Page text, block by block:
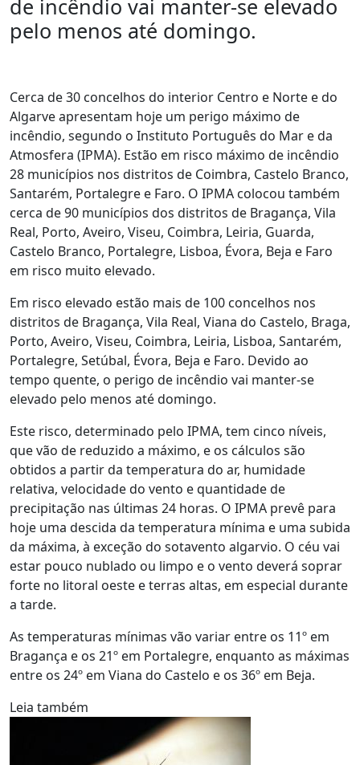
de incêndio vai manter-se elevado
pelo menos até domingo.
Cerca de 30 concelhos do interior Centro e Norte e do
Algarve apresentam hoje um perigo máximo de
incêndio, segundo o Instituto Português do Mar e da
Atmosfera (IPMA). Estão em risco máximo de incêndio
28 municípios nos distritos de Coimbra, Castelo Branco,
Santarém, Portalegre e Faro. O IPMA colocou também
cerca de 90 municípios dos distritos de Bragança, Vila
Real, Porto, Aveiro, Viseu, Coimbra, Leiria, Guarda,
Castelo Branco, Portalegre, Lisboa, Évora, Beja e Faro
em risco muito elevado.
Em risco elevado estão mais de 100 concelhos nos
distritos de Bragança, Vila Real, Viana do Castelo, Braga,
Porto, Aveiro, Viseu, Coimbra, Leiria, Lisboa, Santarém,
Portalegre, Setúbal, Évora, Beja e Faro. Devido ao
tempo quente, o perigo de incêndio vai manter-se
elevado pelo menos até domingo.
Este risco, determinado pelo IPMA, tem cinco níveis,
que vão de reduzido a máximo, e os cálculos são
obtidos a partir da temperatura do ar, humidade
relativa, velocidade do vento e quantidade de
precipitação nas últimas 24 horas. O IPMA prevê para
hoje uma descida da temperatura mínima e uma subida
da máxima, à exceção do sotavento algarvio. O céu vai
estar pouco nublado ou limpo e o vento deverá soprar
forte no litoral oeste e terras altas, em especial durante
a tarde.
As temperaturas mínimas vão variar entre os 11º em
Bragança e os 21º em Portalegre, enquanto as máximas
entre os 24º em Viana do Castelo e os 36º em Beja.
Leia também